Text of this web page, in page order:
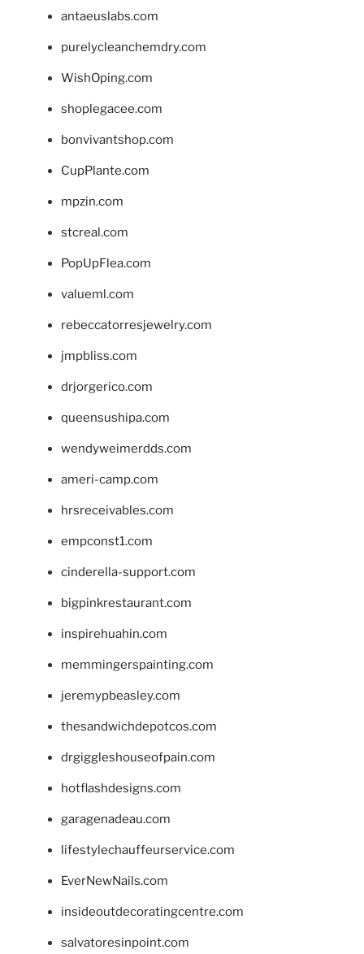
antaeuslabs.com
purelycleanchemdry.com
WishOping.com
shoplegacee.com
bonvivantshop.com
CupPlante.com
mpzin.com
stcreal.com
PopUpFlea.com
valueml.com
rebeccatorresjewelry.com
jmpbliss.com
drjorgerico.com
queensushipa.com
wendyweimerdds.com
ameri-camp.com
hrsreceivables.com
empconst1.com
cinderella-support.com
bigpinkrestaurant.com
inspirehuahin.com
memmingerspainting.com
jeremypbeasley.com
thesandwichdepotcos.com
drgiggleshouseofpain.com
hotflashdesigns.com
garagenadeau.com
lifestylechauffeurservice.com
EverNewNails.com
insideoutdecoratingcentre.com
salvatoresinpoint.com